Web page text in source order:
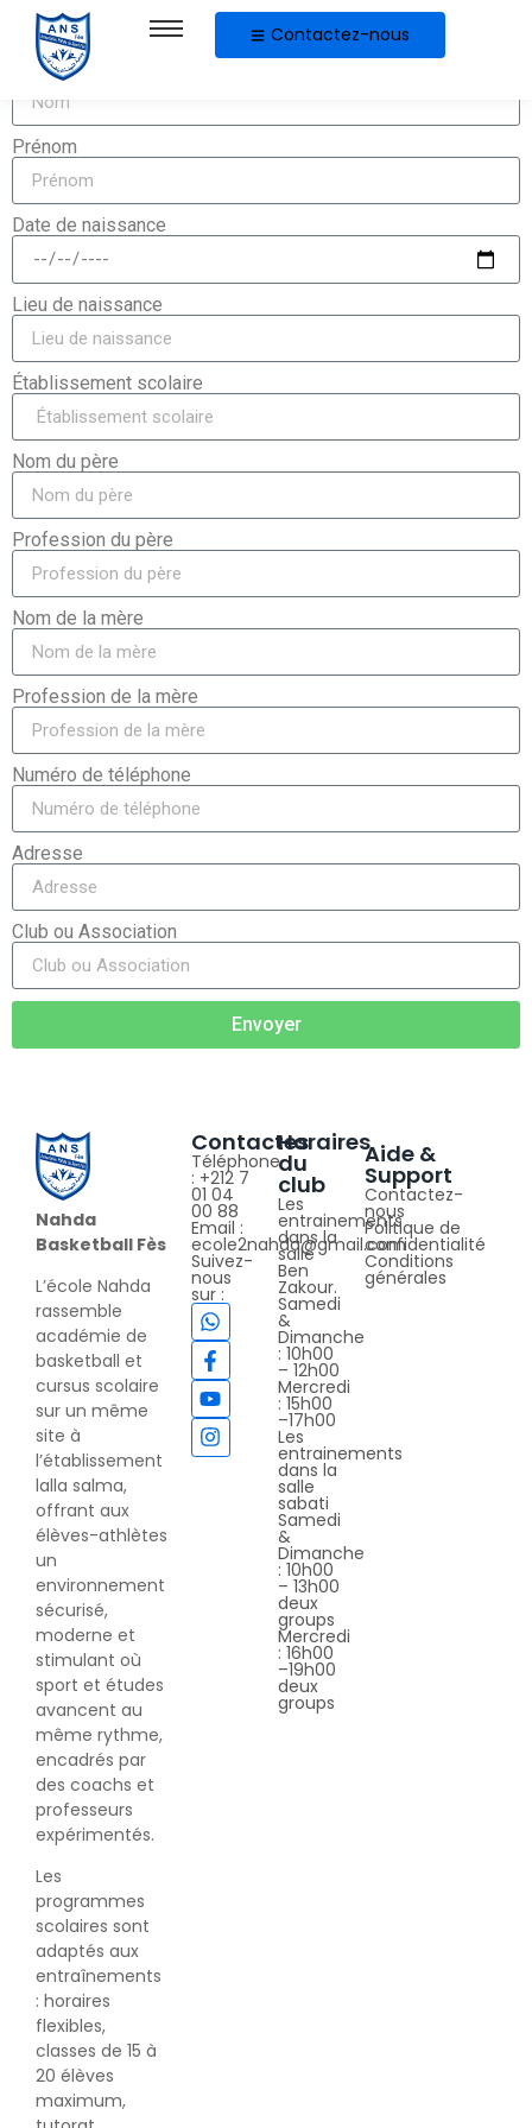
Contactez-nous
Formulaire d'inscription
Nom
Prénom
Date de naissance
Lieu de naissance
Établissement scolaire
Nom du père
Profession du père
Nom de la mère
Profession de la mère
Numéro de téléphone
Adresse
Club ou Association
Envoyer
Nahda
Basketball Fès
L’école Nahda
rassemble
académie de
basketball et
cursus scolaire
sur un même
site à
l’établissement
lalla salma,
offrant aux
élèves-athlètes
un
environnement
sécurisé,
moderne et
stimulant où
sport et études
avancent au
même rythme,
encadrés par
des coachs et
professeurs
expérimentés.
Les
programmes
scolaires sont
adaptés aux
entraînements
: horaires
flexibles,
classes de 15 à
20 élèves
maximum,
Contactes
Téléphone
: +212 7
01 04
00 88
Email :
ecole2nahda@gmail.com
Suivez-
nous
sur :
Horaires
du
club
Les
entrainements
dans la
salle
Ben
Zakour.
Samedi
&
Dimanche
: 10h00
– 12h00
Mercredi
: 15h00
–17h00
Les
entrainements
dans la
salle
sabati
Samedi
&
Dimanche
: 10h00
– 13h00
deux
groups
Mercredi
: 16h00
–19h00
deux
groups
Aide &
Support
Contactez-
nous
Politique de
confidentialité
Conditions
générales